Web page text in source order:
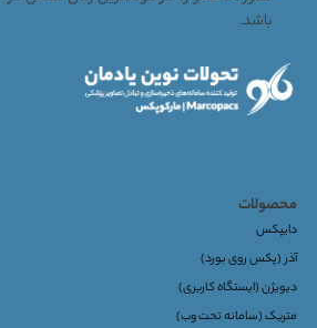
باشد.
محصولات
دایپکس
آذر (پکس روی بورد)
دیویژن (ایستگاه کاربری)
متریک (سامانه تحت وب)